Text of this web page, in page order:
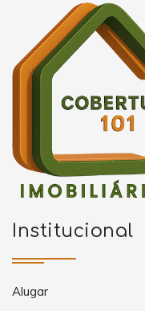
Institucional
Alugar